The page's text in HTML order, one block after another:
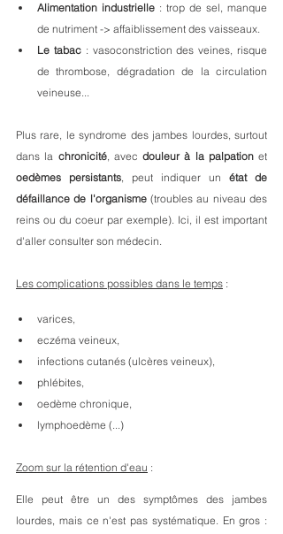
Alimentation industrielle : trop de sel, manque
de nutriment -> affaiblissement des vaisseaux.
Le tabac : vasoconstriction des veines, risque
de thrombose, dégradation de la circulation
veineuse...
Plus rare, le syndrome des jambes lourdes, surtout
dans la chronicité, avec douleur à la palpation
oedèmes persistants, peut indiquer un état de
défaillance de l'organisme (troubles au niveau des
reins ou du coeur par exemple). Ici, il est important
d'aller consulter son médecin.
Les complications possibles dans le temps :
varices,
eczéma veineux,
infections cutanés (ulcères veineux),
phlébites,
oedème chronique,
lymphoedème (...)
Zoom sur la rétention d'eau :
Elle peut être un des symptômes des jambes
lourdes, mais ce n'est pas systématique. En gros :